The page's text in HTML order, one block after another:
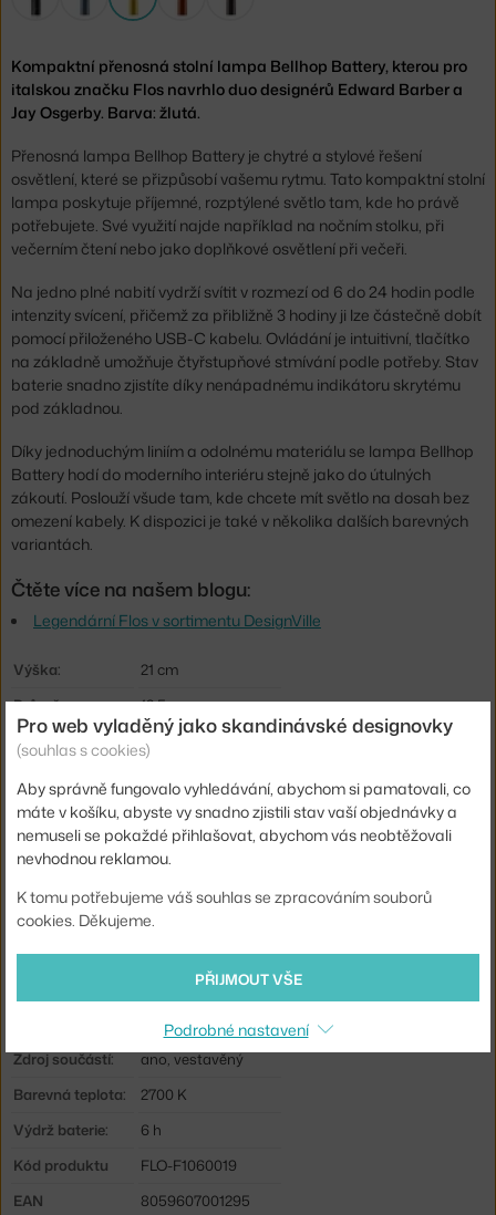
Kompaktní přenosná stolní lampa Bellhop Battery, kterou pro
italskou značku Flos navrhlo duo designérů Edward Barber a
Jay Osgerby. Barva: žlutá.
Přenosná lampa Bellhop Battery je chytré a stylové řešení
osvětlení, které se přizpůsobí vašemu rytmu. Tato kompaktní stolní
lampa poskytuje příjemné, rozptýlené světlo tam, kde ho právě
potřebujete. Své využití najde například na nočním stolku, při
večerním čtení nebo jako doplňkové osvětlení při večeři.
Na jedno plné nabití vydrží svítit v rozmezí od 6 do 24 hodin podle
intenzity svícení, přičemž za přibližně 3 hodiny ji lze částečně dobít
pomocí přiloženého USB-C kabelu. Ovládání je intuitivní, tlačítko
na základně umožňuje čtyřstupňové stmívání podle potřeby. Stav
baterie snadno zjistíte díky nenápadnému indikátoru skrytému
pod základnou.
Díky jednoduchým liniím a odolnému materiálu se lampa Bellhop
Battery hodí do moderního interiéru stejně jako do útulných
zákoutí. Poslouží všude tam, kde chcete mít světlo na dosah bez
omezení kabely. K dispozici je také v několika dalších barevných
variantách.
Čtěte více na našem blogu:
Legendární Flos v sortimentu DesignVille
Výška:
21 cm
Průměr:
12,5 cm
Barva:
žlutá
Krytí:
IP20
Hlavní materiál:
plast
Příkon:
3 W
Patice / zdroj:
vestavěný LED zdroj
přímé osvětlení
Zdroj součástí:
ano, vestavěný
Barevná teplota:
2700 K
Výdrž baterie:
6 h
Kód produktu
FLO-F1060019
EAN
8059607001295
Pro web vyladěný jako skandinávské designovky
(souhlas s cookies)
Aby správně fungovalo vyhledávání, abychom si pamatovali, co
máte v košíku, abyste vy snadno zjistili stav vaší objednávky a
nemuseli se pokaždé přihlašovat, abychom vás neobtěžovali
nevhodnou reklamou.
K tomu potřebujeme váš souhlas se zpracováním souborů
cookies. Děkujeme.
PŘIJMOUT VŠE
Podrobné nastavení